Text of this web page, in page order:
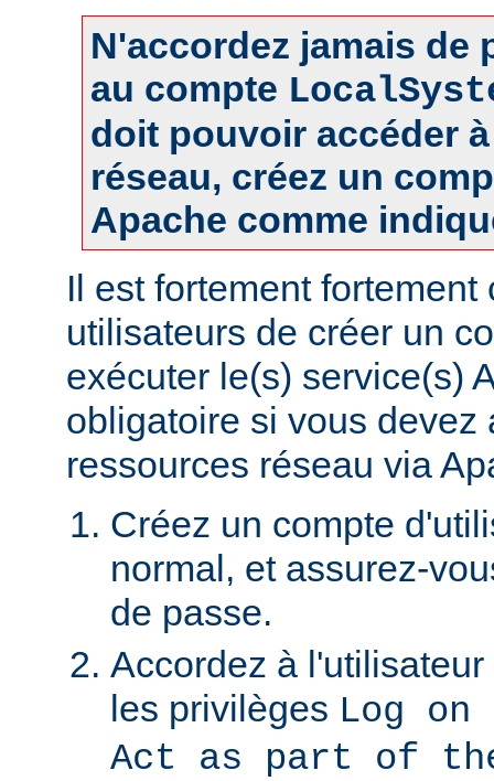
N'accordez jamais de
au compte
doit pouvoir accéder
réseau, créez un
Apache comme
Il est fortement
utilisateurs de créer un
exécuter le(s) service(s)
obligatoire si vous devez
ressources réseau via
Créez un compte
normal, et assurez-
de passe.
Accordez à
les privilèges Log
Act as part of